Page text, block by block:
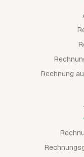
Rechnung